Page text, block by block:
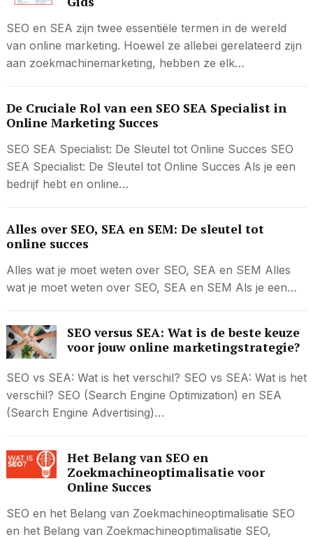
SEO en SEA zijn twee essentiële termen in de wereld
van online marketing. Hoewel ze allebei gerelateerd zijn
aan zoekmachinemarketing, hebben ze elk…
De Cruciale Rol van een SEO SEA Specialist in
Online Marketing Succes
SEO SEA Specialist: De Sleutel tot Online Succes SEO
SEA Specialist: De Sleutel tot Online Succes Als je een
bedrijf hebt en online…
Alles over SEO, SEA en SEM: De sleutel tot
online succes
Alles wat je moet weten over SEO, SEA en SEM Alles
wat je moet weten over SEO, SEA en SEM Als je een…
SEO versus SEA: Wat is de beste keuze
voor jouw online marketingstrategie?
SEO vs SEA: Wat is het verschil? SEO vs SEA: Wat is het
verschil? SEO (Search Engine Optimization) en SEA
(Search Engine Advertising)…
Het Belang van SEO en
Zoekmachineoptimalisatie voor
Online Succes
SEO en het Belang van Zoekmachineoptimalisatie SEO
en het Belang van Zoekmachineoptimalisatie SEO,